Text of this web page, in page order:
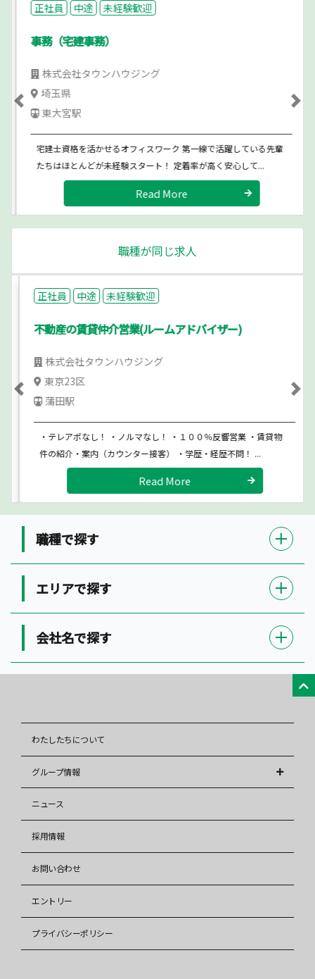
正社員 中途 未経験歓迎
事務（宅建事務）
株式会社タウンハウジング
埼玉県
東大宮駅
宅建士資格を活かせるオフィスワーク 第一線で活躍している先輩
たちはほとんどが未経験スタート！ 定着率が高く安心して...
Read More
Previous
職種が同じ求人
正社員 中途 未経験歓迎
不動産の賃貸仲介営業(ルームアドバイザー)
株式会社タウンハウジング
東京23区
蒲田駅
・テレアポなし！ ・ノルマなし！ ・１００％反響営業 ・賃貸物
件の紹介・案内（カウンター接客） ・学歴・経歴不問！ ...
Read More
Previous
職種で探す
エリアで探す
会社名で探す
わたしたちについて
グループ情報
株式会社イズミ
株式会社イズミリフォーム
株式会社タウンハウジング
株式会社タウンハウジング東海
ニュース
採用情報
お問い合わせ
エントリー
プライバシーポリシー